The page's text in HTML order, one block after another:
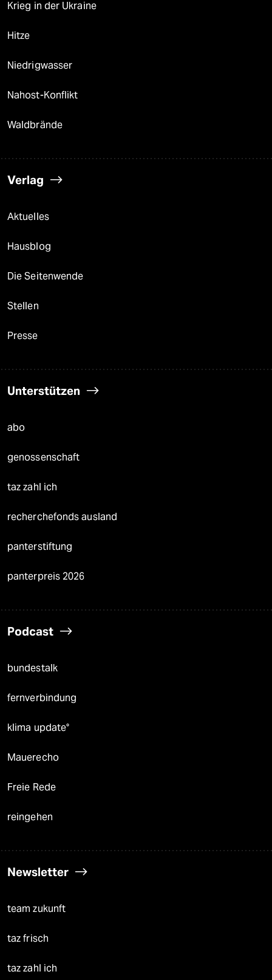
Krieg in der Ukraine
Hitze
Niedrigwasser
Nahost-Konflikt
Waldbrände
Verlag
Aktuelles
Hausblog
Die Seitenwende
Stellen
Presse
Unterstützen
abo
genossenschaft
taz zahl ich
recherchefonds ausland
panterstiftung
panterpreis 2026
Podcast
bundestalk
fernverbindung
klima update°
Mauerecho
Freie Rede
reingehen
Newsletter
team zukunft
taz frisch
taz zahl ich